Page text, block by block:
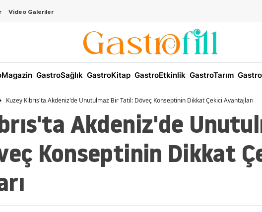
Video Galeriler
GastroSağlık GastroKitap GastroEtkinlik GastroTarım
Kuzey Kıbrıs'ta Akdeniz'de Unutulmaz Bir Tatil: Döveç Konseptinin Dikkat Çekici Avantajları
Akdeniz'de
Konseptinin Dikkat